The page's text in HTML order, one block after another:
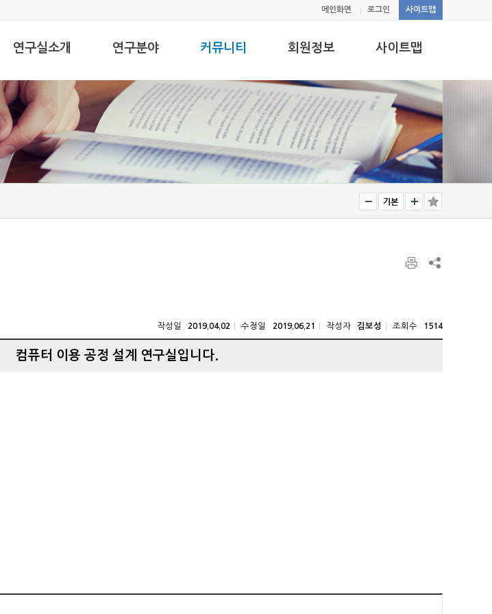
메인화면 로그인 사이트맵
연구실소개
인사말
교수
구성원
찾아오시는길
연구분야
연구분야소개
연구논문
자료실
커뮤니티
공지사항
자유게시판
사진게시판
회원정보
로그인
정보수정
ID/PW찾기
회원가입
사이트맵
사이트맵
작성일 2019.04.02 수정일 2019.06.21 작성자 김보성 조회수 1514
컴퓨터 이용 공정 설계 연구실입니다.